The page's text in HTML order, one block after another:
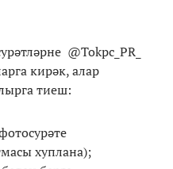
@Tokpc_PR_
кирәк, алар
тиеш:
хуплана);